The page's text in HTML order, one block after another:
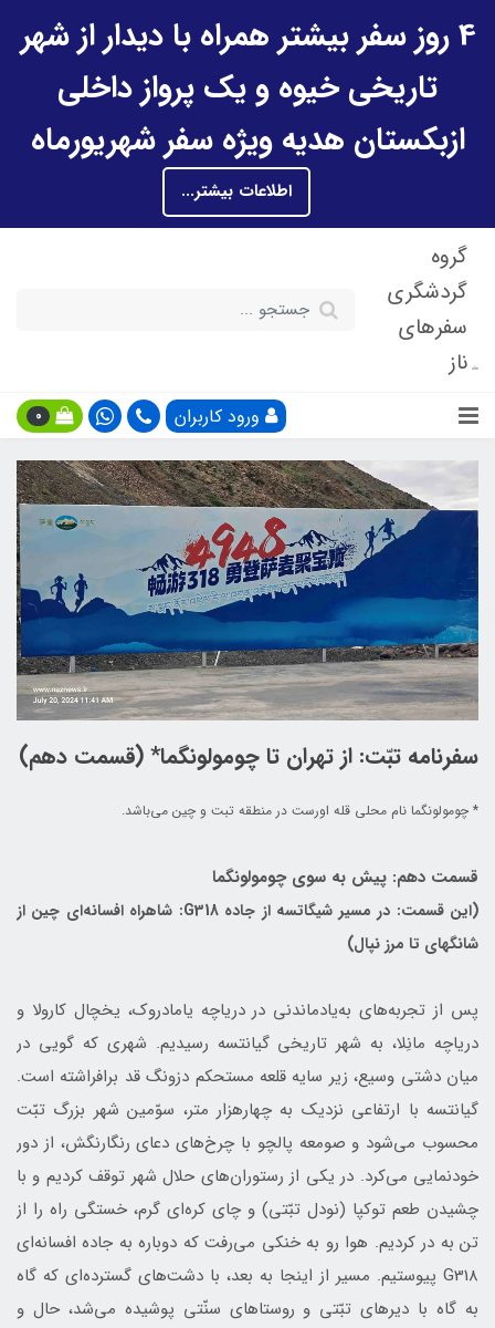
4 روز سفر بیشتر همراه با دیدار از شهر
تاریخی خیوه و یک پرواز داخلی
ازبکستان هدیه ویژه سفر شهریورماه
اطلاعات بیشتر...
گروه
گردشگری
سفرهای
ناز
ورود کاربران 0
سفرنامه تبّت: از تهران تا چومولونگما* (قسمت دهم)
* چومولونگما نام محلی قله اورست در منطقه تبت و چین می‌باشد.
قسمت دهم: پیش به سوی چومولونگما
(این قسمت: در مسیر شیگاتسه از جاده G318: شاهراه افسانه‌ای چین از
شانگهای تا مرز نپال)
پس از تجربه‌های به‌یادماندنی در دریاچه یامادروک، یخچال کارولا و
دریاچه مانِلا، به شهر تاریخی گیانتسه رسیدیم. شهری که گویی در
میان دشتی وسیع، زیر سایه قلعه مستحکم دزونگ قد برافراشته است.
گیانتسه با ارتفاعی نزدیک به چهارهزار متر، سوّمین شهر بزرگ تبّت
محسوب می‌شود و صومعه پالچو با چرخ‌های دعای رنگارنگش، از دور
خودنمایی می‌کرد. در یکی از رستوران‌های حلال شهر توقف کردیم و با
چشیدن طعم توکپا (نودل تبّتی) و چای کره‌ای گرم، خستگی راه را از
تن به در کردیم. هوا رو به خنکی می‌رفت که دوباره به جاده افسانه‌ای
G318 پیوستیم. مسیر از اینجا به بعد، با دشت‌های گسترده‌ای که گاه
به گاه با دیرهای تبّتی و روستاهای سنّتی پوشیده می‌شد، حال و